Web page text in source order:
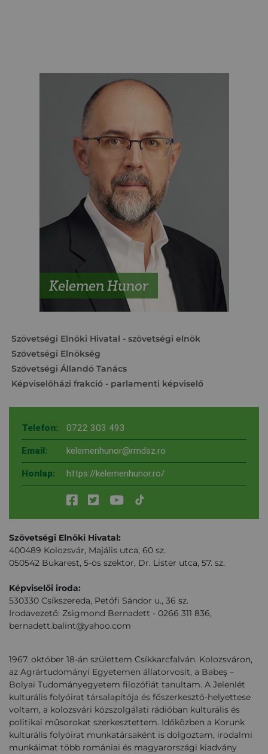
Kelemen Hunor
Szövetségi Elnöki Hivatal - szövetségi elnök
Szövetségi Elnökség
Szövetségi Állandó Tanács
Képviselőházi frakció - parlamenti képviselő
Telefon: 0722 303 493
Email: kelemenhunor@rmdsz.ro
Honlap: https://kelemenhunor.ro/
Szövetségi Elnöki Hivatal:
400489 Kolozsvár, Majális utca, 60 sz.
050542 Bukarest, 5-ös szektor, Dr. Lister utca, 57. sz.
Képviselői iroda:
530330 Csíkszereda, Petőfi Sándor u., 36 sz.
Irodavezető: Zsigmond Bernadett - 0266 311 836,
bernadett.balint@yahoo.com
1967. október 18-án születtem Csíkkarcfalván. Kolozsváron,
az Agrártudományi Egyetemen állatorvosit, a Babeş –
Bolyai Tudományegyetem filozófiát tanultam. A Jelenlét
kulturális folyóirat társalapítója és főszerkesztő-helyettese
voltam, a kolozsvári közszolgálati rádióban kulturális és
politikai műsorokat szerkesztettem. Időközben a Korunk
kulturális folyóirat munkatársaként is dolgoztam, irodalmi
munkáimat több romániai és magyarországi kiadvány